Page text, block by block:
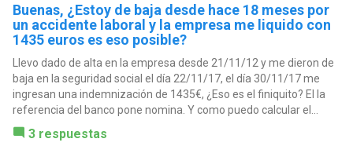
Buenas, ¿Estoy de baja desde hace 18 meses por
un accidente laboral y la empresa me liquido con
1435 euros es eso posible?
Llevo dado de alta en la empresa desde 21/11/12 y me dieron de
baja en la seguridad social el día 22/11/17, el día 30/11/17 me
ingresan una indemnización de 1435€, ¿Eso es el finiquito? El la
referencia del banco pone nomina. Y como puedo calcular el...
3 respuestas